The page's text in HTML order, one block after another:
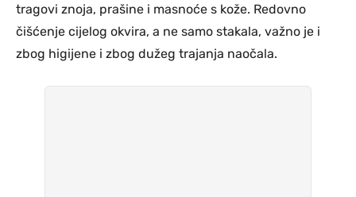
tragovi znoja, prašine i masnoće s kože. Redovno
čišćenje cijelog okvira, a ne samo stakala, važno je i
zbog higijene i zbog dužeg trajanja naočala.